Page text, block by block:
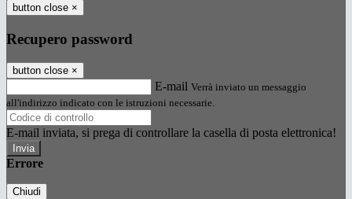
button close ×
Recupero password
button close ×
E-mail Verrà inviato un messaggio
all'indirizzo indicato con le istruzioni necessarie.
E-mail inviata, si prega di controllare la casella di posta elettronica!
Errore
Chiudi